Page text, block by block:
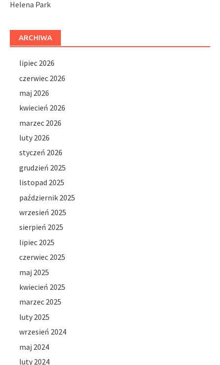
Helena Park
ARCHIWA
lipiec 2026
czerwiec 2026
maj 2026
kwiecień 2026
marzec 2026
luty 2026
styczeń 2026
grudzień 2025
listopad 2025
październik 2025
wrzesień 2025
sierpień 2025
lipiec 2025
czerwiec 2025
maj 2025
kwiecień 2025
marzec 2025
luty 2025
wrzesień 2024
maj 2024
luty 2024